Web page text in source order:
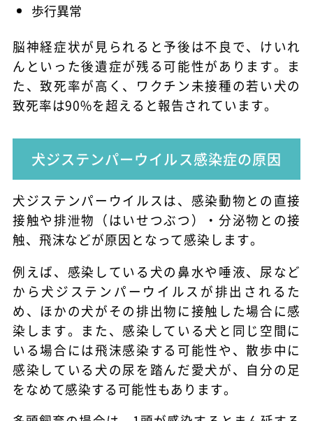
歩行異常
脳神経症状が見られると予後は不良で、けいれ
んといった後遺症が残る可能性があります。ま
た、致死率が高く、ワクチン未接種の若い犬の
致死率は90%を超えると報告されています。
犬ジステンパーウイルス感染症の原因
犬ジステンパーウイルスは、感染動物との直接
接触や排泄物（はいせつぶつ）・分泌物との接
触、飛沫などが原因となって感染します。
例えば、感染している犬の鼻水や唾液、尿など
から犬ジステンパーウイルスが排出されるた
め、ほかの犬がその排出物に接触した場合に感
染します。また、感染している犬と同じ空間に
いる場合には飛沫感染する可能性や、散歩中に
感染している犬の尿を踏んだ愛犬が、自分の足
をなめて感染する可能性もあります。